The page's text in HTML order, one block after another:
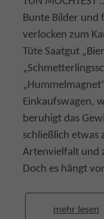
Bunte Bilder und
verlocken zum
Tüte Saatgut
Einkaufswagen,
beruhigt das
schließlich etwas
Artenvielfalt und
Doch es hängt
mehr lesen